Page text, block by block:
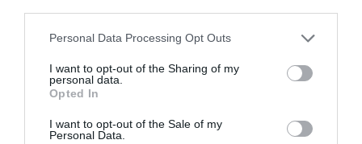
Personal Data Processing Opt Outs
I want to opt-out of the Sharing of my
personal data.
Opted In
I want to opt-out of the Sale of my
Personal Data.
Αποτροπή απότοµου τραβήγµατος («κλωτσήµατος»)
Θόρυβος φρένων
1.9kg
Λειτουργίες Λειτουργία zero stop (stop της αρµατωσιάς
στην επιφάνεια του νερού), Μνήµη βάθους, Tαχύτητα
Συνεχής + – Προστασία από αναστροφή, Αυτόµατος